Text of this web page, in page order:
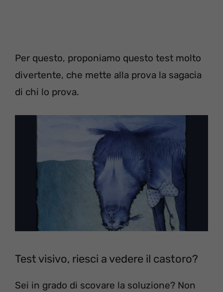
Per questo, proponiamo questo test molto
divertente, che mette alla prova la sagacia
di chi lo prova.
Test visivo, riesci a vedere il castoro?
Sei in grado di scovare la soluzione? Non